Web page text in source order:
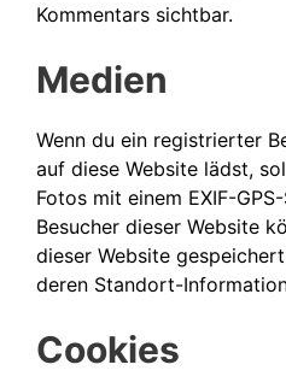
Kommentars sichtbar.
Medien
Wenn du ein registrierter
auf diese Website lädst,
Fotos mit einem EXIF-
Besucher dieser Website
dieser Website
deren Standort-
Cookies